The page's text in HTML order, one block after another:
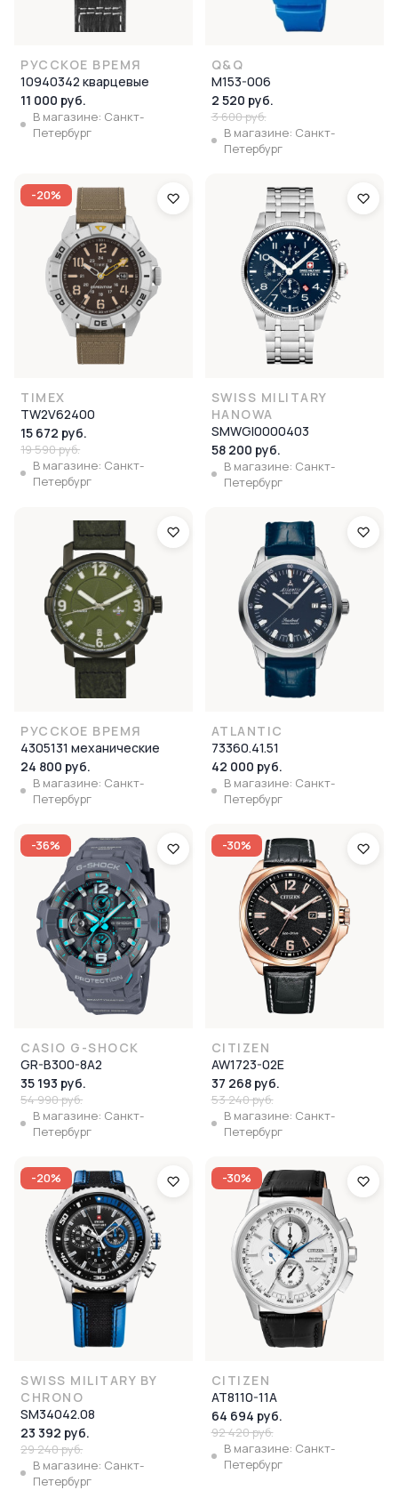
РУССКОЕ ВРЕМЯ
10940342 кварцевые
11 000 руб.
В магазине: Санкт-
Петербург
Q&Q
M153-006
2 520 руб.
3 600 руб.
В магазине: Санкт-
Петербург
-20%
TIMEX
TW2V62400
15 672 руб.
19 590 руб.
В магазине: Санкт-
Петербург
SWISS MILITARY
HANOWA
SMWGI0000403
58 200 руб.
В магазине: Санкт-
Петербург
РУССКОЕ ВРЕМЯ
4305131 механические
24 800 руб.
В магазине: Санкт-
Петербург
ATLANTIC
73360.41.51
42 000 руб.
В магазине: Санкт-
Петербург
-36%
CASIO G-SHOCK
GR-B300-8A2
35 193 руб.
54 990 руб.
В магазине: Санкт-
Петербург
-30%
CITIZEN
AW1723-02E
37 268 руб.
53 240 руб.
В магазине: Санкт-
Петербург
-20%
SWISS MILITARY BY
CHRONO
SM34042.08
23 392 руб.
29 240 руб.
В магазине: Санкт-
Петербург
-30%
CITIZEN
AT8110-11A
64 694 руб.
92 420 руб.
В магазине: Санкт-
Петербург